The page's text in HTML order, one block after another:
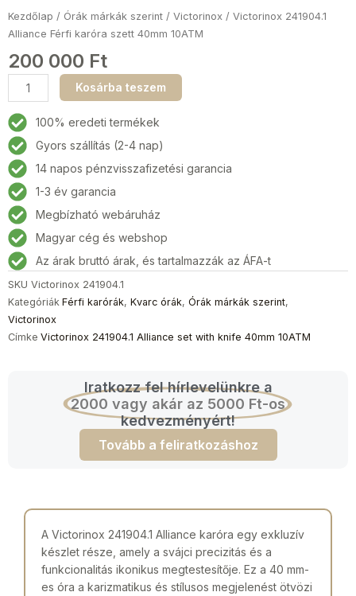
Kezdőlap / Órák márkák szerint / Victorinox / Victorinox 241904.1
Alliance Férfi karóra szett 40mm 10ATM
200 000 Ft
Victorinox
241904.1
Alliance
Férfi
karóra
szett
40mm
10ATM
mennyiség
Kosárba teszem
100% eredeti termékek
Gyors szállítás (2-4 nap)
14 napos pénzvisszafizetési garancia
1-3 év garancia
Megbízható webáruház
Magyar cég és webshop
Az árak bruttó árak, és tartalmazzák az ÁFA-t
SKU Victorinox 241904.1
Kategóriák Férfi karórák, Kvarc órák, Órák márkák szerint,
Victorinox
Címke Victorinox 241904.1 Alliance set with knife 40mm 10ATM
Iratkozz fel hírlevelünkre a
2000 vagy akár az 5000 Ft-os
kedvezményért!
Tovább a feliratkozáshoz
A Victorinox 241904.1 Alliance karóra egy exkluzív
készlet része, amely a svájci precizitás és a
funkcionalitás ikonikus megtestesítője. Ez a 40 mm-
es óra a karizmatikus és stílusos megjelenést ötvözi